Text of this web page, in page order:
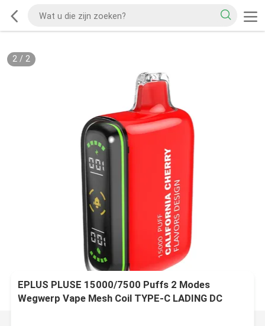
2/ 2
EPLUS PLUSE 15000/7500 Puffs 2 Modes
Wegwerp Vape Mesh Coil TYPE-C LADING DC